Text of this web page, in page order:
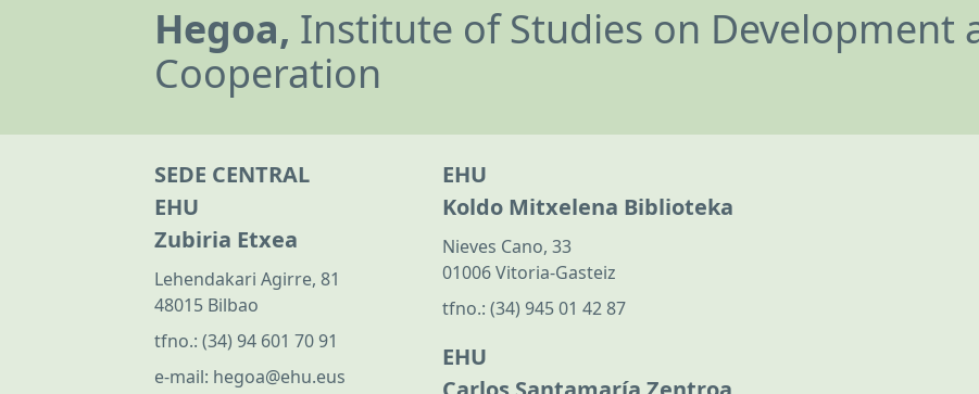
Hegoa, Institute of Studies on Development
Cooperation
SEDE CENTRAL
EHU
Zubiria Etxea
Lehendakari Agirre, 81
48015 Bilbao
tfno.: (34) 94 601 70 91
e-mail: hegoa@ehu.eus
EHU
Koldo Mitxelena Biblioteka
Nieves Cano, 33
01006 Vitoria-Gasteiz
tfno.: (34) 945 01 42 87
EHU